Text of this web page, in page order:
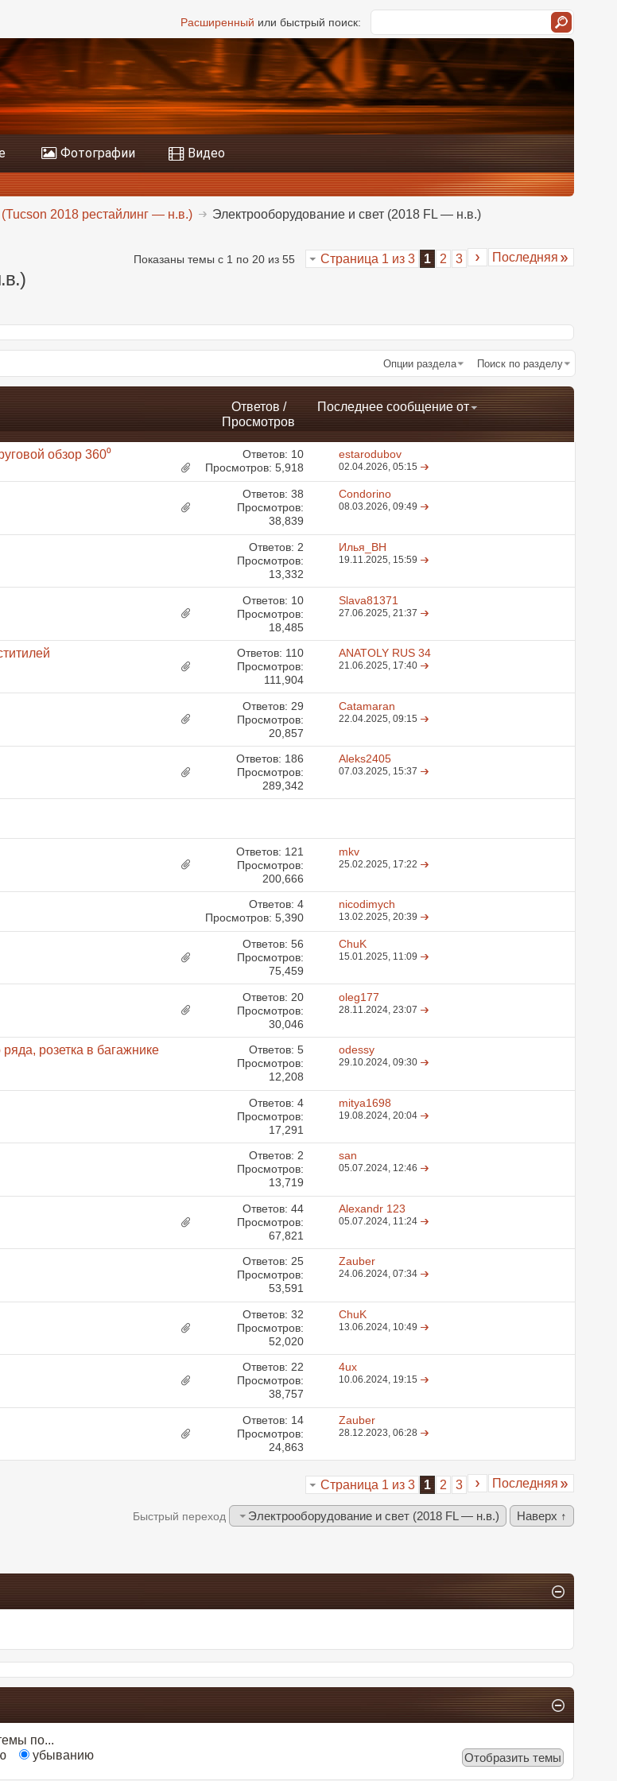
Расширенный или быстрый поиск:
Фотографии Видео
2018 рестайлинг — н.в.) Электрооборудование и свет (2018 FL — н.в.)
Страница 1 из 3 1 2 3 Последняя
Показаны темы с 1 по 20 из 55
Опции раздела Поиск по разделу
Ответов /
Просмотров
Последнее сообщение от
обзор 360⁰ Ответов: 10
Просмотров: 5,918
estarodubov
02.04.2026,05:15
Ответов: 38
Просмотров:
38,839
Condorino
08.03.2026,09:49
Ответов: 2
Просмотров:
13,332
Илья_ВН
19.11.2025, 15:59
Ответов: 10
Просмотров:
18,485
Slava81371
27.06.2025,21:37
Ответов: 110
Просмотров:
111,904
ANATOLY RUS 34
21.06.2025, 17:40
Ответов: 29
Просмотров:
20,857
Catamaran
22.04.2025,09:15
Ответов: 186
Просмотров:
289,342
Aleks2405
07.03.2025, 15:37
Ответов: 121
Просмотров:
200,666
mkv
25.02.2025, 17:22
Ответов: 4
Просмотров: 5,390
nicodimych
13.02.2025,20:39
Ответов: 56
Просмотров:
75,459
ChuK
15.01.2025, 11:09
Ответов: 20
Просмотров:
30,046
oleg177
28.11.2024,23:07
розетка в багажнике Ответов: 5
Просмотров:
12,208
odessy
29.10.2024,09:30
Ответов: 4
Просмотров:
17,291
mitya1698
19.08.2024,20:04
Ответов: 2
Просмотров:
13,719
san
05.07.2024, 12:46
Ответов: 44
Просмотров:
67,821
Alexandr 123
05.07.2024, 11:24
Ответов: 25
Просмотров:
53,591
Zauber
24.06.2024,07:34
Ответов: 32
Просмотров:
52,020
ChuK
13.06.2024, 10:49
Ответов: 22
Просмотров:
38,757
4ux
10.06.2024, 19:15
Ответов: 14
Просмотров:
24,863
Zauber
28.12.2023,06:28
Страница 1 из 3 1 2 3 Последняя
Быстрый переход Электрооборудование и свет (2018 FL — н.в.) Наверх ↑
по...
убыванию